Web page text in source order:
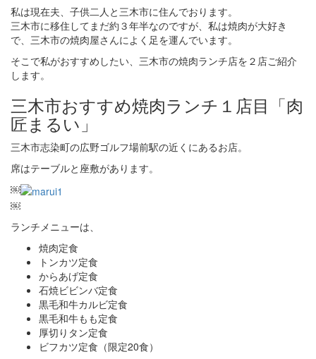
私は現在夫、子供二人と三木市に住んでおります。
三木市に移住してまだ約３年半なのですが、私は焼肉が大好き
で、三木市の焼肉屋さんによく足を運んでいます。
そこで私がおすすめしたい、三木市の焼肉ランチ店を２店ご紹介
します。
三木市おすすめ焼肉ランチ１店目「肉
匠まるい」
三木市志染町の広野ゴルフ場前駅の近くにあるお店。
席はテーブルと座敷があります。
￼
￼
ランチメニューは、
焼肉定食
トンカツ定食
からあげ定食
石焼ビビンバ定食
黒毛和牛カルビ定食
黒毛和牛もも定食
厚切りタン定食
ビフカツ定食（限定20食）